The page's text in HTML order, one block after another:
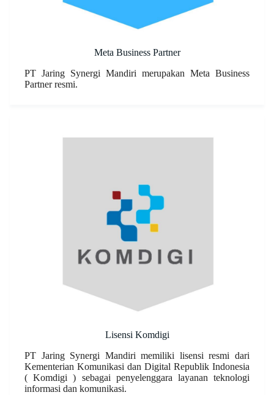
Meta Business Partner
PT Jaring Synergi Mandiri merupakan Meta Business
Partner resmi.
Lisensi Komdigi
PT Jaring Synergi Mandiri memiliki lisensi resmi dari
Kementerian Komunikasi dan Digital Republik Indonesia
( Komdigi ) sebagai penyelenggara layanan teknologi
informasi dan komunikasi.